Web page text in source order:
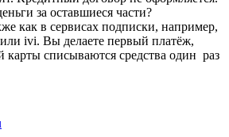
за оставшиеся части?
как в сервисах подписки, например,
ivi. Вы делаете первый платёж,
карты списываются средства один раз